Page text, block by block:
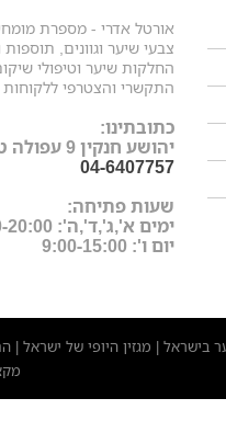
אורטל אדרי - מספרת
צבעי שיער וגוונים, תוספות
החלקות שיער וטיפולי
התקשרי והצטרפי ללקוחות
כתובתינו:
יהושע חנקין 9 עפולה טלפון:
04-6407757
שעות פתיחה:
ימים א',ג',ד',ה': 10:00-20:00
יום ו': 9:00-15:00
בישראל מגזין היופי של ישראל